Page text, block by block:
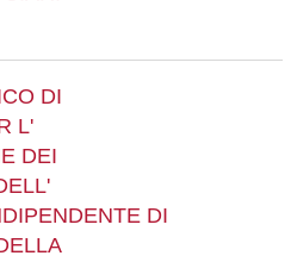
DI
L'
DEI
DI